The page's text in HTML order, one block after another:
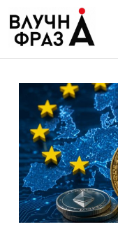
содержимому
Гроші
Життя
Лайфстайл
ТехноНаука
Людина